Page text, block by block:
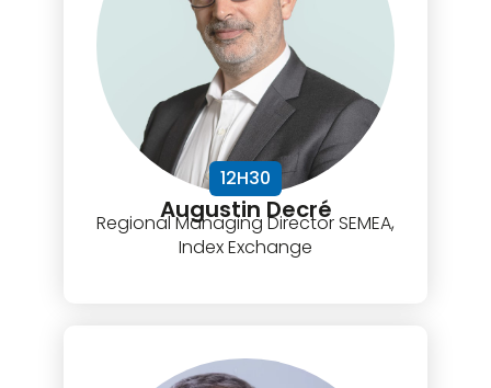
12H30
Augustin Decré
Regional Managing Director SEMEA,
Index Exchange